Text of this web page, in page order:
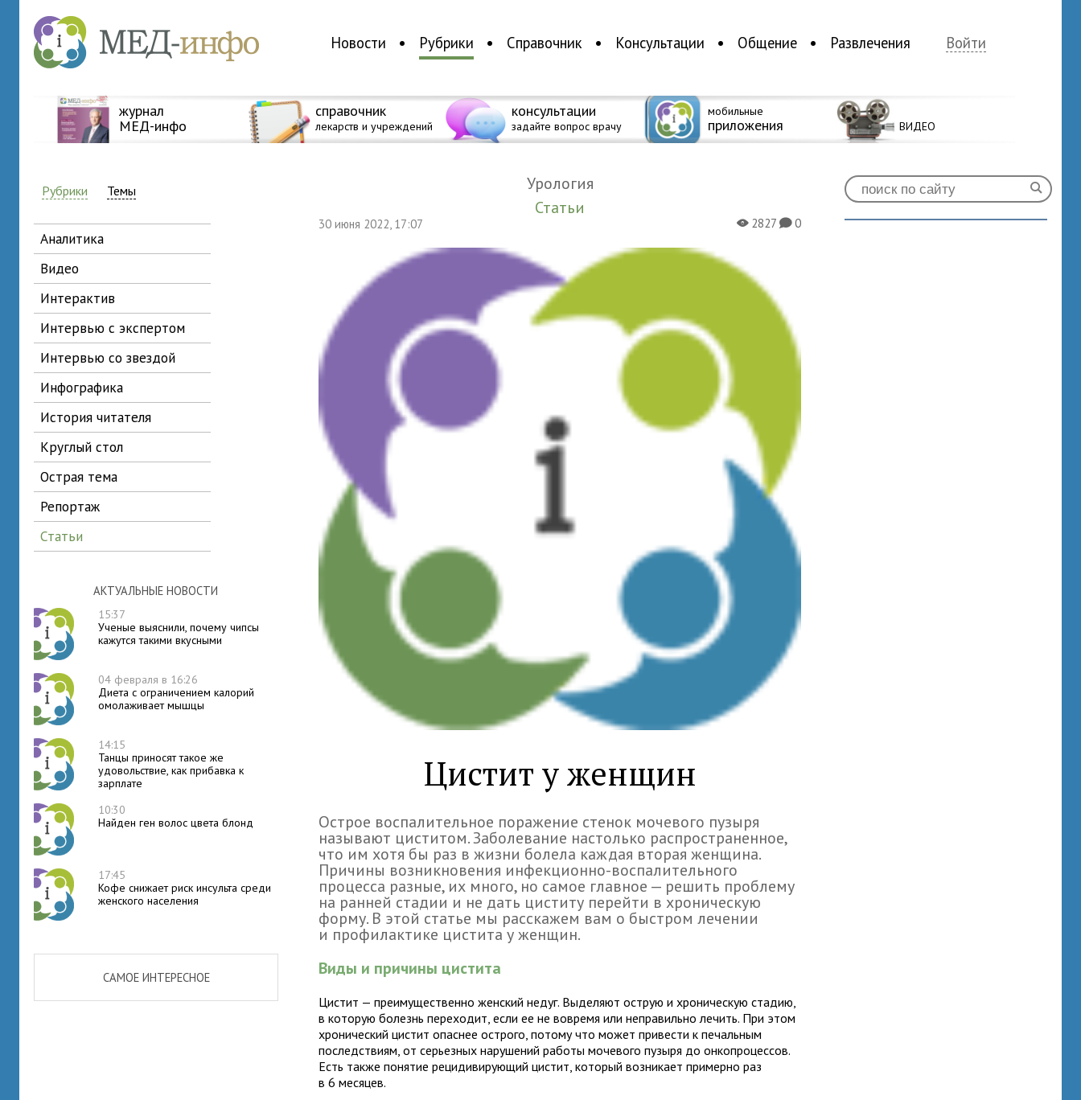
Новости Рубрики Справочник Консультации Общение Развлечения Войти
журнал
МЕД-инфо
справочник
лекарств и учреждений
консультации
задайте вопрос врачу
мобильные
приложения ВИДЕО
Рубрики Темы
аналитика
видео
интерактив
интервью с экспертом
интервью со звездой
инфографика
история читателя
круглый стол
острая тема
репортаж
статьи
АКТУАЛЬНЫЕ НОВОСТИ
15:37
Ученые выяснили, почему чипсы
кажутся такими вкусными
04 февраля в 16:26
Диета с ограничением калорий
омолаживает мышцы
14:15
Танцы приносят такое же
удовольствие, как прибавка к
зарплате
10:30
Найден ген волос цвета блонд
17:45
Кофе снижает риск инсульта среди
женского населения
САМОЕ ИНТЕРЕСНОЕ
Урология
Статьи
30 июня 2022, 17:07 X2827K0
Цистит у женщин
Острое воспалительное поражение стенок мочевого пузыря
называют циститом. Заболевание настолько распространенное,
что им хотя бы раз в жизни болела каждая вторая женщина.
Причины возникновения инфекционно-воспалительного
процесса разные, их много, но самое главное — решить проблему
на ранней стадии и не дать циститу перейти в хроническую
форму. В этой статье мы расскажем вам о быстром лечении
и профилактике цистита у женщин.
Виды и причины цистита
Цистит — преимущественно женский недуг. Выделяют острую и хроническую стадию,
в которую болезнь переходит, если ее не вовремя или неправильно лечить. При этом
хронический цистит опаснее острого, потому что может привести к печальным
последствиям, от серьезных нарушений работы мочевого пузыря до онкопроцессов.
Есть также понятие рецидивирующий цистит, который возникает примерно раз
в 6 месяцев.